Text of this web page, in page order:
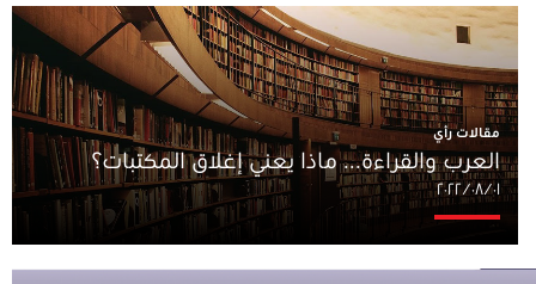
مقالات رأي
العرب والقراءة... ماذا يعني إغلاق المكتبات؟
٠١‏/٠٨‏/٢٠٢٢